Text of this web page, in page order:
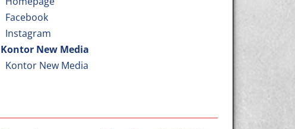
Facebook
Instagram
Kontor New Media
Kontor New Media